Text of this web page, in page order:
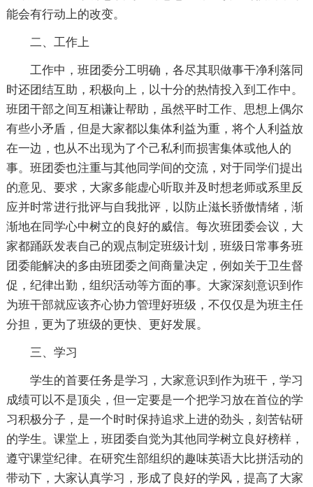
能会有行动上的改变。
二、工作上
工作中，班团委分工明确，各尽其职做事干净利落同
时还团结互助，积极向上，以十分的热情投入到工作中。
班团干部之间互相谦让帮助，虽然平时工作、思想上偶尔
有些小矛盾，但是大家都以集体利益为重，将个人利益放
在一边，也从不出现为了个己私利而损害集体或他人的
事。班团委也注重与其他同学间的交流，对于同学们提出
的意见、要求，大家多能虚心听取并及时想老师或系里反
应并时常进行批评与自我批评，以防止滋长骄傲情绪，渐
渐地在同学心中树立的良好的威信。每次班团委会议，大
家都踊跃发表自己的观点制定班级计划，班级日常事务班
团委能解决的多由班团委之间商量决定，例如关于卫生督
促，纪律出勤，组织活动等方面的事。大家深刻意识到作
为班干部就应该齐心协力管理好班级，不仅仅是为班主任
分担，更为了班级的更快、更好发展。
三、学习
学生的首要任务是学习，大家意识到作为班干，学习
成绩可以不是顶尖，但一定要是一个把学习放在首位的学
习积极分子，是一个时时保持追求上进的劲头，刻苦钻研
的学生。课堂上，班团委自觉为其他同学树立良好榜样，
遵守课堂纪律。在研究生部组织的趣味英语大比拼活动的
带动下，大家认真学习，形成了良好的学风，提高了大家